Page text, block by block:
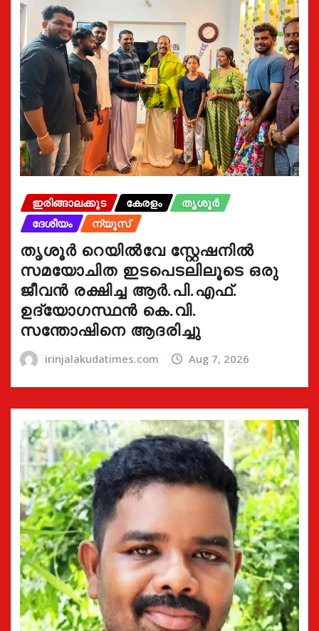
ഇരിങ്ങാലക്കുട കേരളം
തൃശൂർ
ദേശീയം
ന്യൂസ്
തൃശൂർ റെയിൽവേ സ്റ്റേഷനിൽ
സമയോചിത ഇടപെടലിലൂടെ ഒരു
ജീവൻ രക്ഷിച്ച ആർ.പി.എഫ്.
ഉദ്യോഗസ്ഥൻ കെ.വി.
സന്തോഷിനെ ആദരിച്ചു
irinjalakudatimes.com Aug 7, 2026